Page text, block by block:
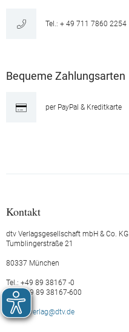
Tel.: + 49 711 7860 2254
Bequeme Zahlungsarten
per PayPal & Kreditkarte
Kontakt
dtv Verlagsgesellschaft mbH & Co. KG
Tumblingerstraße 21
80337 München
Tel.: +49 89 38167 -0
Fax: +49 89 38167-600
E-Mail: verlag@dtv.de